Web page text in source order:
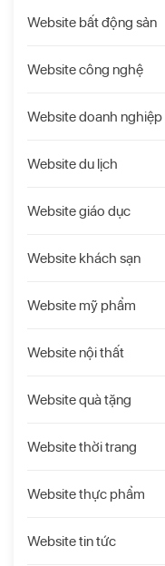
Website bất động sản
Website công nghệ
Website doanh nghiệp
Website du lịch
Website giáo dục
Website khách sạn
Website mỹ phẩm
Website nội thất
Website quà tặng
Website thời trang
Website thực phẩm
Website tin tức